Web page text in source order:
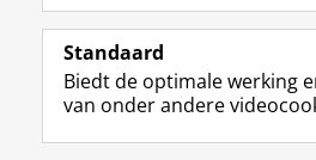
Volg de RUG
F
a
e
b
Studiekiezers
Standaard
Biedt de optimale werking
van onder andere